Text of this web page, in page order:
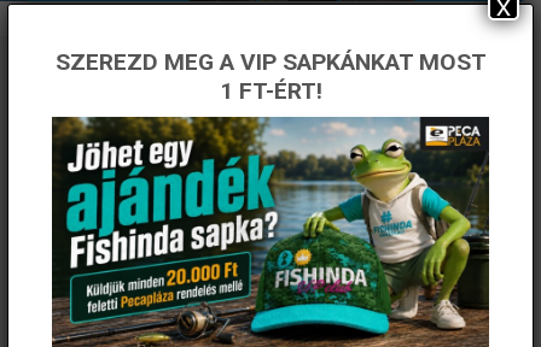
ÉRTESÜLJ ELSŐKÉNT! IRATKOZZ FEL A
HÍRLEVELÜNKRE!
SZEREZD MEG A VIP SAPKÁNKAT MOST
1 FT-ÉRT!